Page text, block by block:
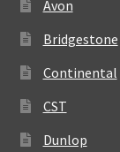
Avon
Bridgestone
Continental
CST
Dunlop